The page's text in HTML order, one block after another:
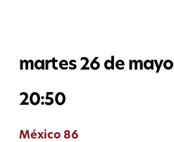
martes 26 de mayo
20:50
México 86